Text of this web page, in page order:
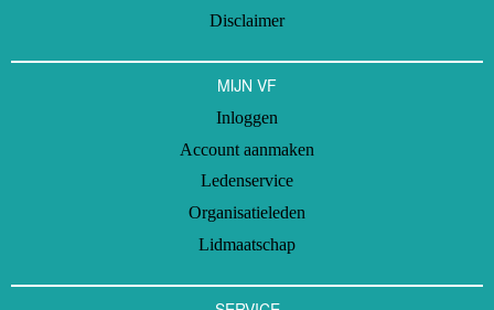
Disclaimer
MIJN VF
Inloggen
Account aanmaken
Ledenservice
Organisatieleden
Lidmaatschap